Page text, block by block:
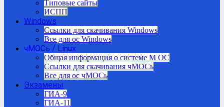
Типовые сайты
ИСПП
Windows
Ссылки для скачивания Windows
Все для ос Windows
чМОСь / Linux
Общая информация о системе М ОС
Ссылки для скачивания чМОСь
Все для ос чМОСь
Экзамены
ГИА-9
ГИА-11